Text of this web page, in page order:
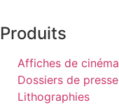
Produits
Affiches de cinéma
Dossiers de presse
Lithographies